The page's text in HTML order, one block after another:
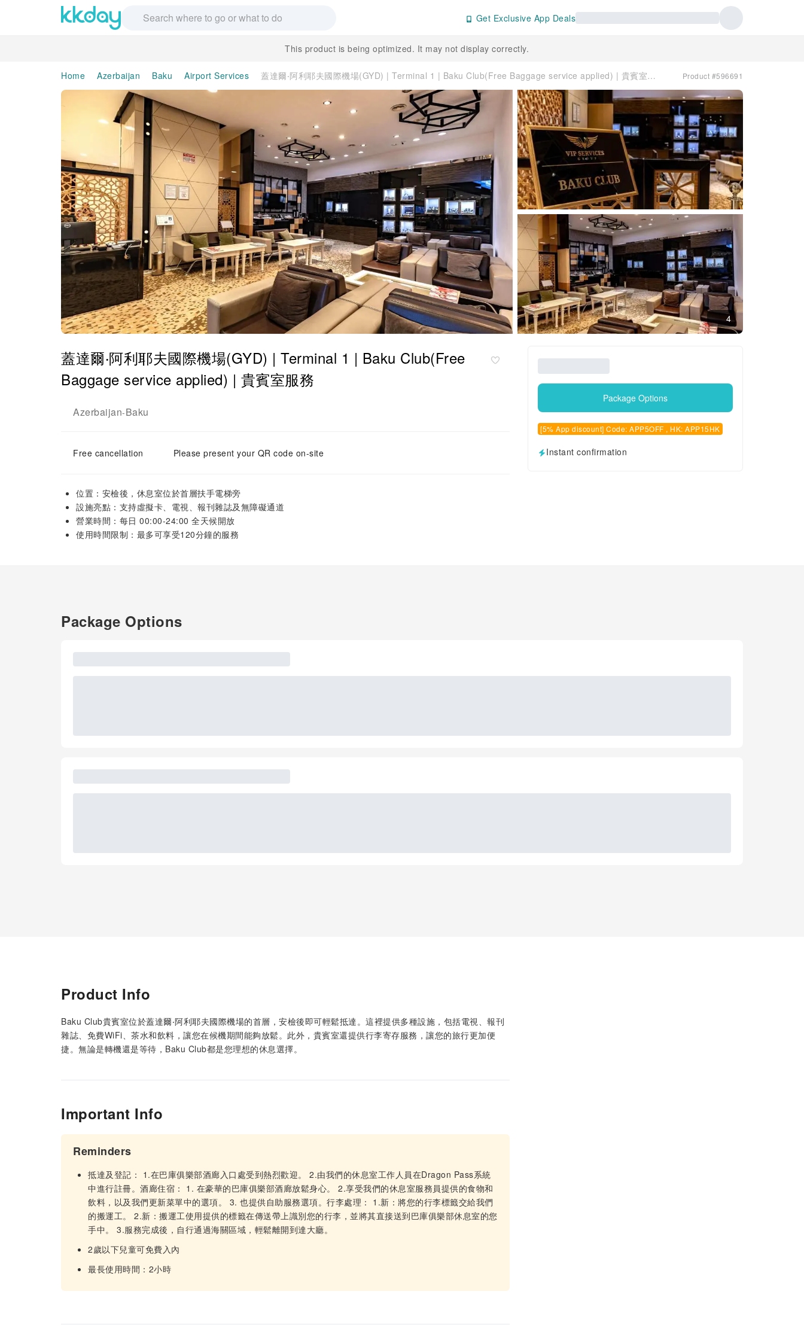
Get Exclusive App Deals
This product is being optimized. It may not display correctly.
Home Azerbaijan Baku Airport Services 蓋達爾‧阿利耶夫國際機場(GYD) | Terminal 1 | Baku Club(Free Baggage service applied) | 貴賓室服務 Product #596691
4
蓋達爾‧阿利耶夫國際機場(GYD) | Terminal 1 | Baku Club(Free
Baggage service applied) | 貴賓室服務
Azerbaijan-Baku
Free cancellation Please present your QR code on-site
位置：安檢後，休息室位於首層扶手電梯旁
設施亮點：支持虛擬卡、電視、報刊雜誌及無障礙通道
營業時間：每日 00:00-24:00 全天候開放
使用時間限制：最多可享受120分鐘的服務
Package Options
[5% App discount] Code: APP5OFF , HK: APP15HK
Instant confirmation
Package Options
Product Info
Baku Club貴賓室位於蓋達爾‧阿利耶夫國際機場的首層，安檢後即可輕鬆抵達。這裡提供多種設施，包括電視、報刊
雜誌、免費WiFi、茶水和飲料，讓您在候機期間能夠放鬆。此外，貴賓室還提供行李寄存服務，讓您的旅行更加便
捷。無論是轉機還是等待，Baku Club都是您理想的休息選擇。
Important Info
Reminders
抵達及登記： 1.在巴庫俱樂部酒廊入口處受到熱烈歡迎。 2.由我們的休息室工作人員在Dragon Pass系統
中進行註冊。酒廊住宿： 1. 在豪華的巴庫俱樂部酒廊放鬆身心。 2.享受我們的休息室服務員提供的食物和
飲料，以及我們更新菜單中的選項。 3. 也提供自助服務選項。行李處理： 1.新：將您的行李標籤交給我們
的搬運工。 2.新：搬運工使用提供的標籤在傳送帶上識別您的行李，並將其直接送到巴庫俱樂部休息室的您
手中。 3.服務完成後，自行通過海關區域，輕鬆離開到達大廳。
2歲以下兒童可免費入內
最長使用時間：2小時